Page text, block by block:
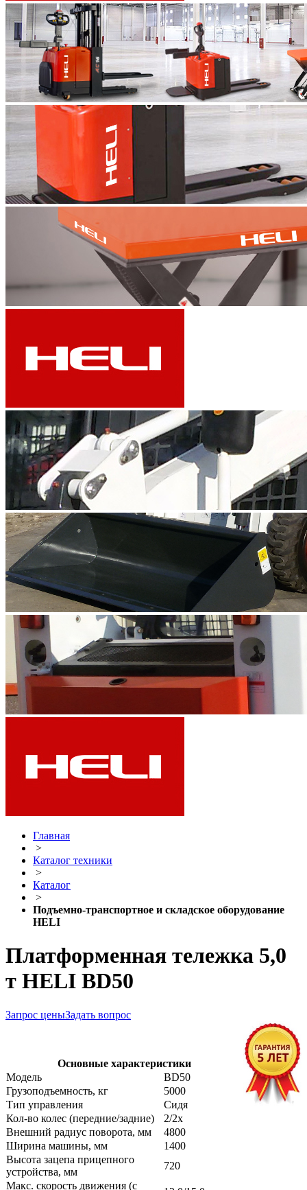
Главная
>
Каталог техники
>
Каталог
>
Подъемно-транспортное и складское оборудование
HELI
Платформенная тележка 5,0
т HELI BD50
Запрос ценыЗадать вопрос
Основные характеристики
Модель
BD50
Грузоподъемность, кг
5000
Тип управления
Сидя
Кол-во колес (передние/задние)
2/2x
Внешний радиус поворота, мм
4800
Ширина машины, мм
1400
Высота зацепа прицепного
устройства, мм
720
Макс. скорость движения (с